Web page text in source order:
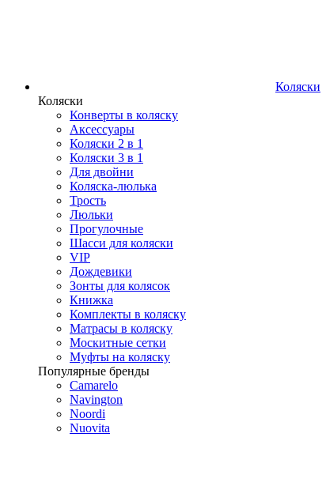
Коляски
Коляски
Конверты в коляску
Аксессуары
Коляски 2 в 1
Коляски 3 в 1
Для двойни
Коляска-люлька
Трость
Люльки
Прогулочные
Шасси для коляски
VIP
Дождевики
Зонты для колясок
Книжка
Комплекты в коляску
Матрасы в коляску
Москитные сетки
Муфты на коляску
Популярные бренды
Camarelo
Navington
Noordi
Nuovita